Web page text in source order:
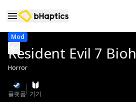
Mod
Resident Evil 7
Horror
플랫폼 기기